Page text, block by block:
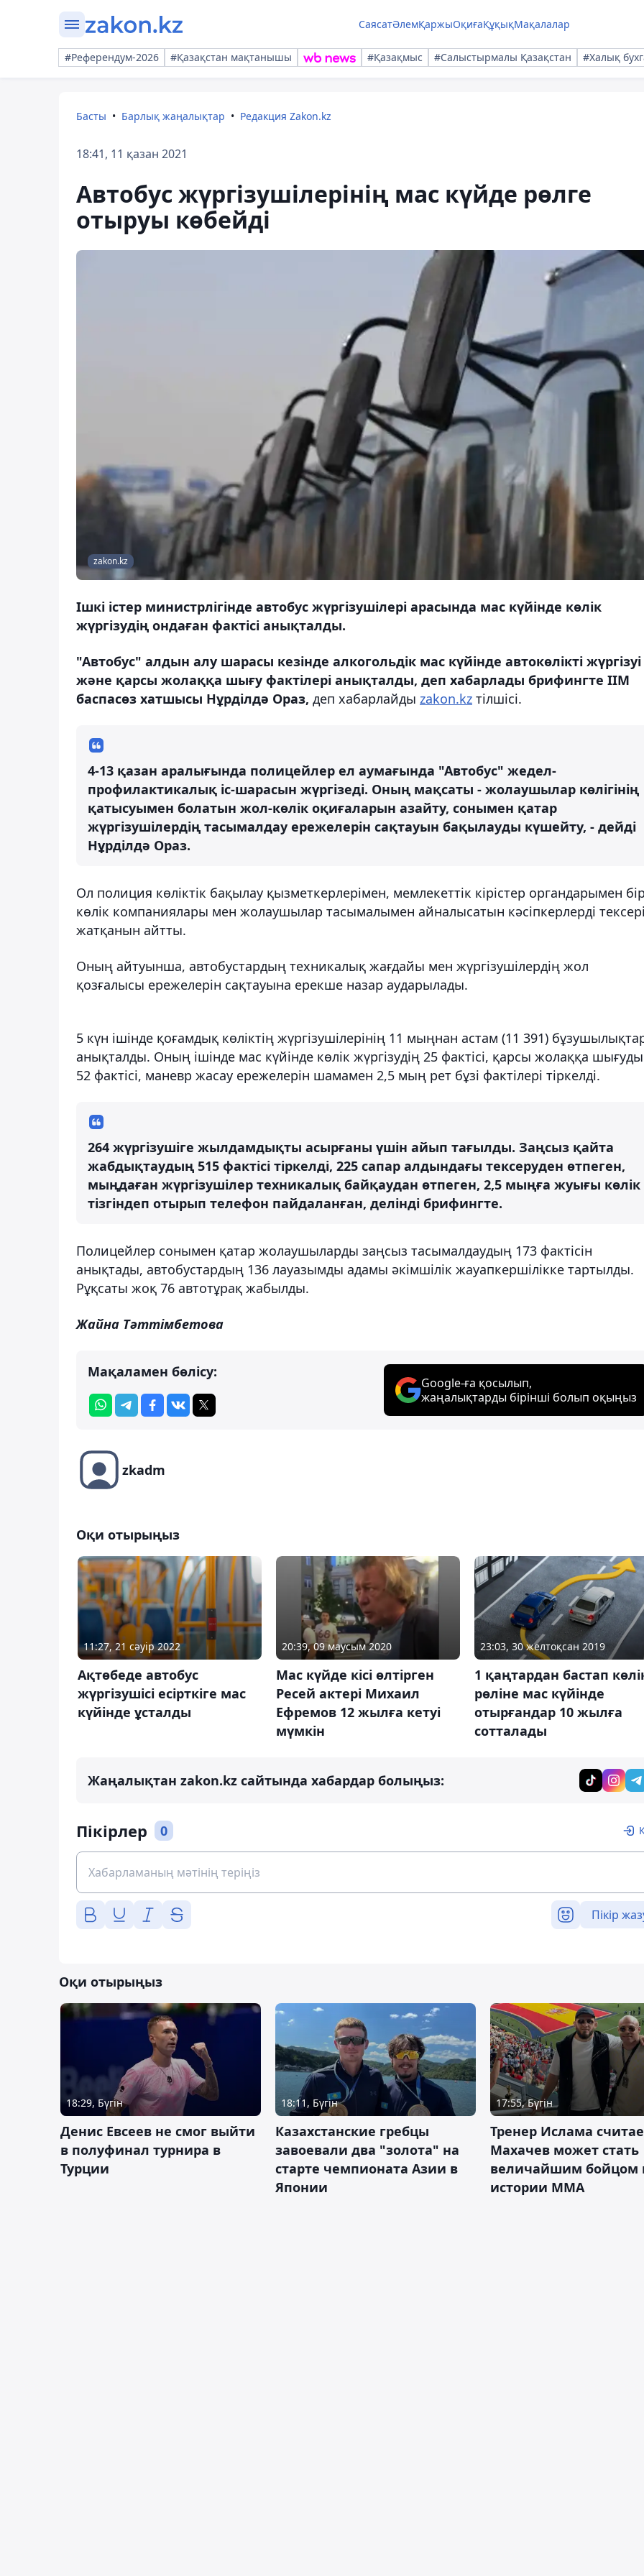
СаясатӘлемҚаржыОқиғаҚұқықМақалалар
#Референдум-2026 #Қазақстан мақтанышы #Қазақмыс #Салыстырмалы Қазақстан #Халық
Басты Барлық жаңалықтар Редакция Zakon.kz
18:41, 11 қазан 2021
Автобус жүргізушілерінің мас күйде рөлге
отыруы көбейді
zakon.kz
Ішкі істер министрлігінде автобус жүргізушілері арасында мас күйінде көлік
жүргізудің ондаған фактісі анықталды.
"Автобус" алдын алу шарасы кезінде алкогольдік мас күйінде автокөлікті жүргізуі
және қарсы жолаққа шығу фактілері анықталды, деп хабарлады брифингте ІІМ
баспасөз хатшысы Нұрділдә Ораз, деп хабарлайды zakon.kz тілшісі.
4-13 қазан аралығында полицейлер ел аумағында "Автобус" жедел-
профилактикалық іс-шарасын жүргізеді. Оның мақсаты - жолаушылар көлігінің
қатысуымен болатын жол-көлік оқиғаларын азайту, сонымен қатар
жүргізушілердің тасымалдау ережелерін сақтауын бақылауды күшейту, - дейді
Нұрділдә Ораз.
Ол полиция көліктік бақылау қызметкерлерімен, мемлекеттік кірістер органдарымен
көлік компаниялары мен жолаушылар тасымалымен айналысатын кәсіпкерлерді
жатқанын айтты.
Оның айтуынша, автобустардың техникалық жағдайы мен жүргізушілердің жол
қозғалысы ережелерін сақтауына ерекше назар аударылады.
5 күн ішінде қоғамдық көліктің жүргізушілерінің 11 мыңнан астам (11 391)
анықталды. Оның ішінде мас күйінде көлік жүргізудің 25 фактісі, қарсы жолаққа
52 фактісі, маневр жасау ережелерін шамамен 2,5 мың рет бұзі фактілері тіркелді.
264 жүргізушіге жылдамдықты асырғаны үшін айып тағылды. Заңсыз қайта
жабдықтаудың 515 фактісі тіркелді, 225 сапар алдындағы тексеруден өтпеген,
мыңдаған жүргізушілер техникалық байқаудан өтпеген, 2,5 мыңға жуығы көлік
тізгіндеп отырып телефон пайдаланған, делінді брифингте.
Полицейлер сонымен қатар жолаушыларды заңсыз тасымалдаудың 173 фактісін
анықтады, автобустардың 136 лауазымды адамы әкімшілік жауапкершілікке тартылды.
Рұқсаты жоқ 76 автотұрақ жабылды.
Жайна Тәттімбетова
Мақаламен бөлісу:
Google-ға қосылып,
жаңалықтарды бірінші болып оқыңыз
zkadm
Оқи отырыңыз
11:27, 21 сәуір 2022
Ақтөбеде автобус
жүргізушісі есірткіге мас
күйінде ұсталды
20:39, 09 маусым 2020
Мас күйде кісі өлтірген
Ресей актері Михаил
Ефремов 12 жылға кетуі
мүмкін
23:03, 30 желтоқсан 2019
1 қаңтардан бастап
рөліне мас күйінде
отырғандар 10 жылға
сотталады
Жаңалықтан zakon.kz сайтында хабардар болыңыз:
Пікірлер 0
Пікір
Оқи отырыңыз
18:29, Бүгін
Денис Евсеев не смог выйти
в полуфинал турнира в
Турции
18:11, Бүгін
Казахстанские гребцы
завоевали два "золота" на
старте чемпионата Азии в
Японии
17:55, Бүгін
Тренер Ислама
Махачев может стать
величайшим бойцом
истории ММА